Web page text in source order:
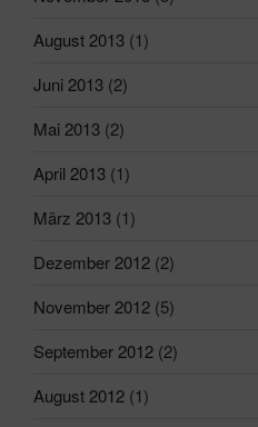
August 2013 (1)
Juni 2013 (2)
Mai 2013 (2)
April 2013 (1)
März 2013 (1)
Dezember 2012 (2)
November 2012 (5)
September 2012 (2)
August 2012 (1)